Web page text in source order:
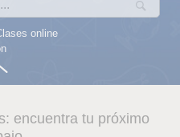
online
encuentra tu próximo